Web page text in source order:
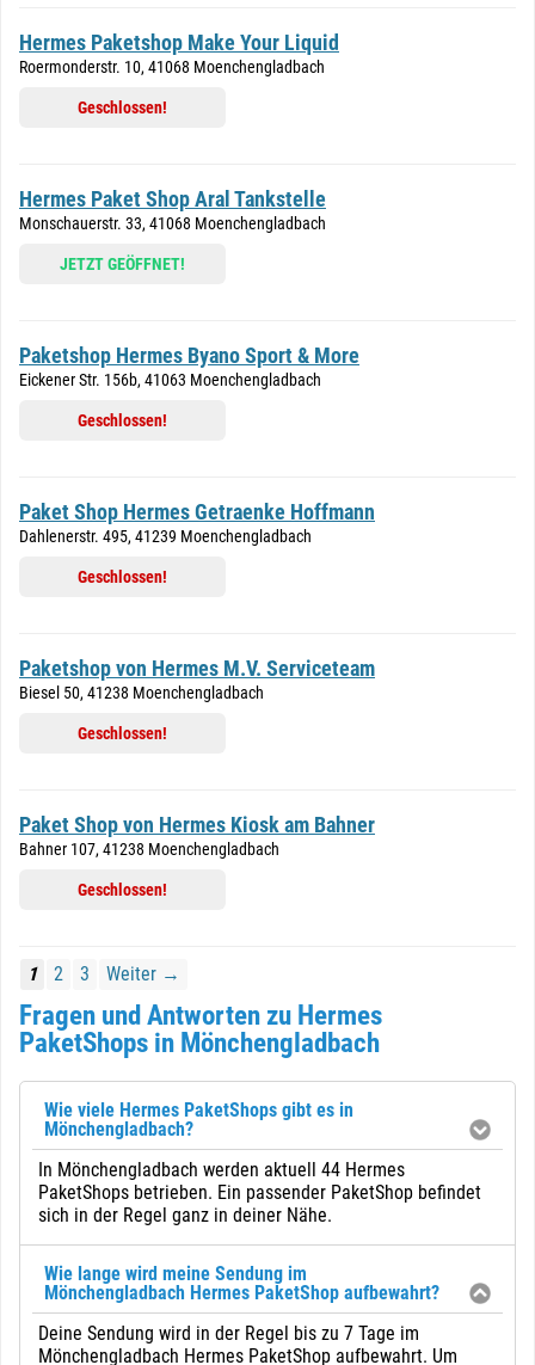
Hermes Paketshop Make Your Liquid
Roermonderstr. 10, 41068 Moenchengladbach
Geschlossen!
Hermes Paket Shop Aral Tankstelle
Monschauerstr. 33, 41068 Moenchengladbach
JETZT GEÖFFNET!
Paketshop Hermes Byano Sport & More
Eickener Str. 156b, 41063 Moenchengladbach
Geschlossen!
Paket Shop Hermes Getraenke Hoffmann
Dahlenerstr. 495, 41239 Moenchengladbach
Geschlossen!
Paketshop von Hermes M.V. Serviceteam
Biesel 50, 41238 Moenchengladbach
Geschlossen!
Paket Shop von Hermes Kiosk am Bahner
Bahner 107, 41238 Moenchengladbach
Geschlossen!
1 2 3 Weiter →
Fragen und Antworten zu Hermes
PaketShops in Mönchengladbach
Wie viele Hermes PaketShops gibt es in
Mönchengladbach?
In Mönchengladbach werden aktuell 44 Hermes
PaketShops betrieben. Ein passender PaketShop befindet
sich in der Regel ganz in deiner Nähe.
Wie lange wird meine Sendung im
Mönchengladbach Hermes PaketShop aufbewahrt?
Deine Sendung wird in der Regel bis zu 7 Tage im
Mönchengladbach Hermes PaketShop aufbewahrt. Um